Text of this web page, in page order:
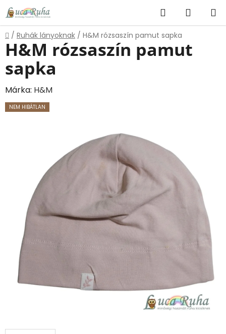
Ugrás
fő
tartalomhoz
KeresésKOSÁR
Kezdőlap
/ Ruhák lányoknak / H&M rózsaszín pamut sapka
H&M rózsaszín pamut
sapka
Márka: H&M
NEM HIBÁTLAN